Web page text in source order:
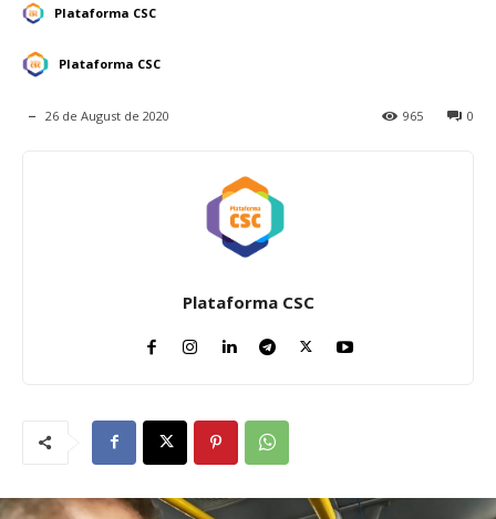
Plataforma CSC
Plataforma CSC
26 de August de 2020 0
965
Plataforma CSC